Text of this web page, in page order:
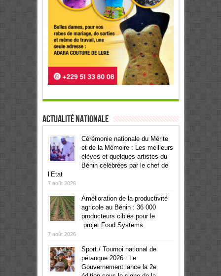
Actualité Nationale
Cérémonie nationale du Mérite
et de la Mémoire : Les meilleurs
élèves et quelques artistes du
Bénin célébrées par le chef de
l’Etat
7 août 2026
Amélioration de la productivité
agricole au Bénin : 36 000
producteurs ciblés pour le
projet Food Systems
7 août 2026
Sport / Tournoi national de
pétanque 2026 : Le
Gouvernement lance la 2e